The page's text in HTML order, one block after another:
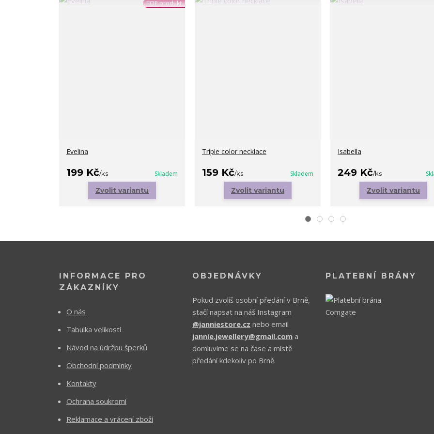
TOP produkt
Evelina
199 Kč/ks Skladem
Zvolit variantu
Triple color necklace
159 Kč/ks Skladem
Zvolit variantu
Isabella
249 Kč/ks
Zvolit variantu
INFORMACE PRO
ZÁKAZNÍKY
O nás
Tabulka velikostí
Návod na údržbu šperků
Obchodní podmínky
Kontakty
Ochrana soukromí
Reklamace a vrácení zboží
OBJEDNÁVKY
Pokud zvolíš osobní předání v Brně,
stačí napsat na náš Instagram
@janniestore.cz nebo email
jannie.jewellery@gmail.com a
domluvíme se na čase a místě
předání kdekoliv po Brně.
PLATEBNÍ BRÁNY